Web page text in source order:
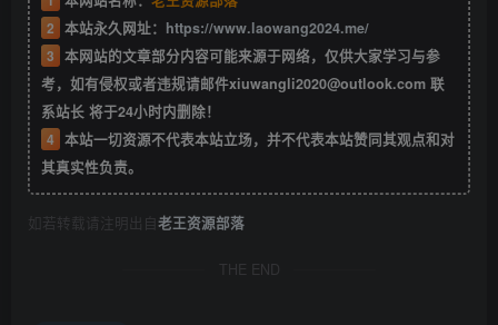
2 本站永久网址： https://www.laowang2024.me/
3 本网站的文章部分内容可能来源于网络，仅供大家学习与参
考，如有侵权或者违规请邮件xiuwangli2020@outlook.com 联
系站长 将于24小时内删除！
4 本站一切资源不代表本站立场，并不代表本站赞同其观点和对
其真实性负责。
如若转载请注明出自老王资源部落
THE END